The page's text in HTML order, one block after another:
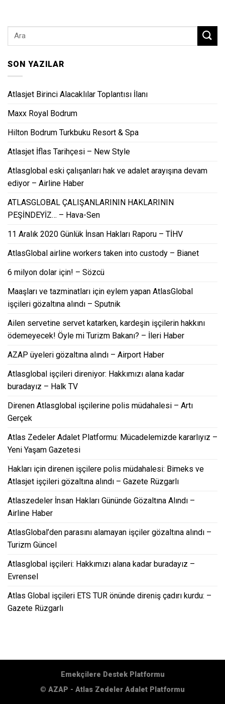
SON YAZILAR
Atlasjet Birinci Alacaklılar Toplantısı İlanı
Maxx Royal Bodrum
Hilton Bodrum Turkbuku Resort & Spa
Atlasjet İflas Tarihçesi – New Style
Atlasglobal eski çalışanları hak ve adalet arayışına devam
ediyor – Airline Haber
ATLASGLOBAL ÇALIŞANLARININ HAKLARININ
PEŞİNDEYİZ… – Hava-Sen
11 Aralık 2020 Günlük İnsan Hakları Raporu – TİHV
AtlasGlobal airline workers taken into custody – Bianet
6 milyon dolar için! – Sözcü
Maaşları ve tazminatları için eylem yapan AtlasGlobal
işçileri gözaltına alındı – Sputnik
Ailen servetine servet katarken, kardeşin işçilerin hakkını
ödemeyecek! Öyle mi Turizm Bakanı? – İleri Haber
AZAP üyeleri gözaltına alındı – Airport Haber
Atlasglobal işçileri direniyor: Hakkımızı alana kadar
buradayız – Halk TV
Direnen Atlasglobal işçilerine polis müdahalesi – Artı
Gerçek
Atlas Zedeler Adalet Platformu: Mücadelemizde kararlıyız –
Yeni Yaşam Gazetesi
Hakları için direnen işçilere polis müdahalesi: Bimeks ve
Atlasjet işçileri gözaltına alındı – Gazete Rüzgarlı
Atlaszedeler İnsan Hakları Gününde Gözaltına Alındı –
Airline Haber
AtlasGlobal’den parasını alamayan işçiler gözaltına alındı –
Turizm Güncel
Atlasglobal işçileri: Hakkımızı alana kadar buradayız –
Evrensel
Atlas Global işçileri ETS TUR önünde direniş çadırı kurdu: –
Gazete Rüzgarlı
Emekçilere Destek Platformu
© AZAP - Atlas Zedeler Adalet Platformu